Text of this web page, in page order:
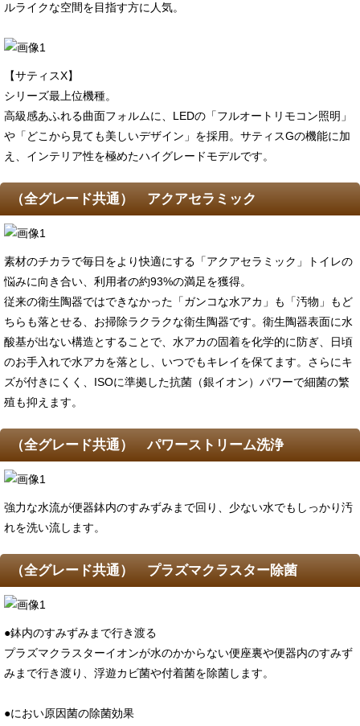
ルライクな空間を目指す方に人気。
【サティスX】
シリーズ最上位機種。
高級感あふれる曲面フォルムに、LEDの「フルオートリモコン照明」
や「どこから見ても美しいデザイン」を採用。サティスGの機能に加
え、インテリア性を極めたハイグレードモデルです。
（全グレード共通） アクアセラミック
素材のチカラで毎日をより快適にする「アクアセラミック」トイレの
悩みに向き合い、利用者の約93%の満足を獲得。
従来の衛生陶器ではできなかった「ガンコな水アカ」も「汚物」もど
ちらも落とせる、お掃除ラクラクな衛生陶器です。衛生陶器表面に水
酸基が出ない構造とすることで、水アカの固着を化学的に防ぎ、日頃
のお手入れで水アカを落とし、いつでもキレイを保てます。さらにキ
ズが付きにくく、ISOに準拠した抗菌（銀イオン）パワーで細菌の繁
殖も抑えます。
（全グレード共通） パワーストリーム洗浄
強力な水流が便器鉢内のすみずみまで回り、少ない水でもしっかり汚
れを洗い流します。
（全グレード共通） プラズマクラスター除菌
●鉢内のすみずみまで行き渡る
プラズマクラスターイオンが水のかからない便座裏や便器内のすみず
みまで行き渡り、浮遊カビ菌や付着菌を除菌します。
●におい原因菌の除菌効果